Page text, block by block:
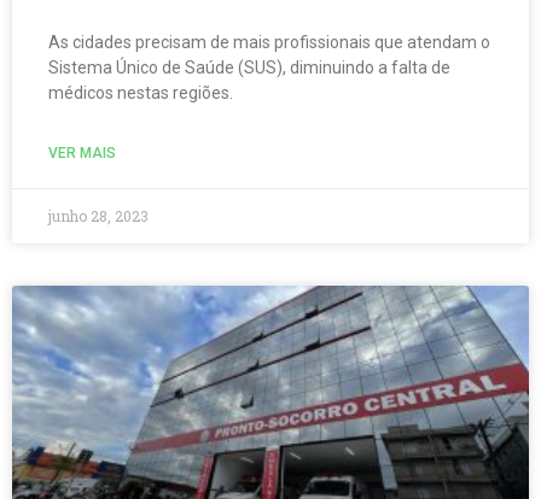
As cidades precisam de mais profissionais que atendam o
Sistema Único de Saúde (SUS), diminuindo a falta de
médicos nestas regiões.
VER MAIS
junho 28, 2023